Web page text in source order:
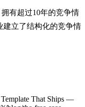
有超过10年的竞争情
建立了结构化的竞争情
Template That Ships —